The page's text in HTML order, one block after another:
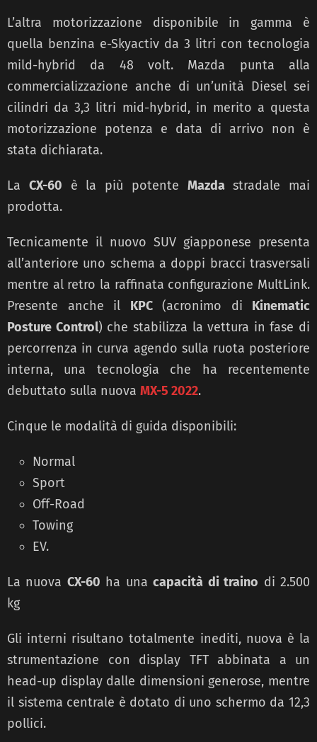
L’altra motorizzazione disponibile in gamma è
quella benzina e-Skyactiv da 3 litri con tecnologia
mild-hybrid da 48 volt. Mazda punta alla
commercializzazione anche di un’unità Diesel sei
cilindri da 3,3 litri mid-hybrid, in merito a questa
motorizzazione potenza e data di arrivo non è
stata dichiarata.
La CX-60 è la più potente Mazdastradale mai
prodotta.
Tecnicamente il nuovo SUV giapponese presenta
all’anteriore uno schema a doppi bracci trasversali
mentre al retro la raffinata configurazione MultLink.
Presente anche il KPC(acronimo di Kinematic
Posture Control) che stabilizza la vettura in fase di
percorrenza in curva agendo sulla ruota posteriore
interna, una tecnologia che ha recentemente
debuttato sulla nuova MX-5 2022.
Cinque le modalità di guida disponibili:
Normal
Sport
Off-Road
Towing
EV.
La nuova CX-60 ha unacapacità di traino di 2.500
kg
Gli interni risultano totalmente inediti, nuova è la
strumentazione con display TFT abbinata a un
head-up display dalle dimensioni generose, mentre
il sistema centrale è dotato di uno schermo da 12,3
pollici.